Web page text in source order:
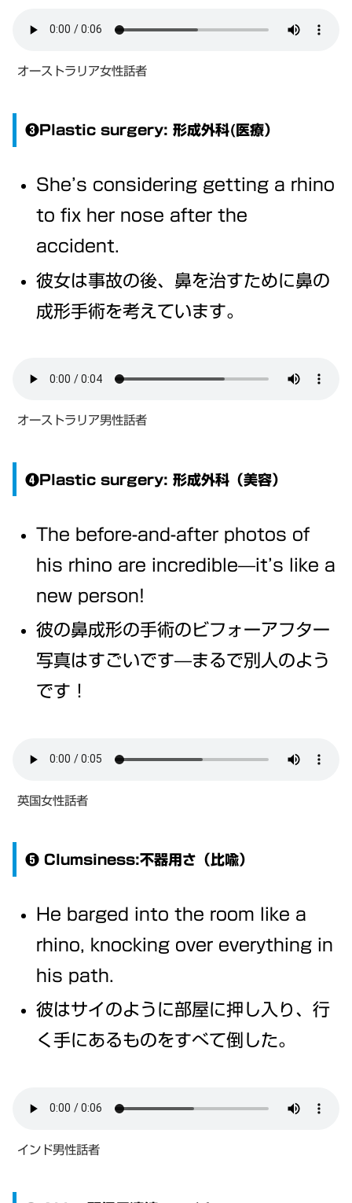
オーストラリア女性話者
❸Plastic surgery: 形成外科(医療）
She’s considering getting a rhino
to fix her nose after the
accident.
彼女は事故の後、鼻を治すために鼻の
成形手術を考えています。
オーストラリア男性話者
❹Plastic surgery: 形成外科（美容）
The before-and-after photos of
his rhino are incredible—it’s like a
new person!
彼の鼻成形の手術のビフォーアフター
写真はすごいです—まるで別人のよう
です！
英国女性話者
❺ Clumsiness:不器用さ（比喩）
He barged into the room like a
rhino, knocking over everything in
his path.
彼はサイのように部屋に押し入り、行
く手にあるものをすべて倒した。
インド男性話者